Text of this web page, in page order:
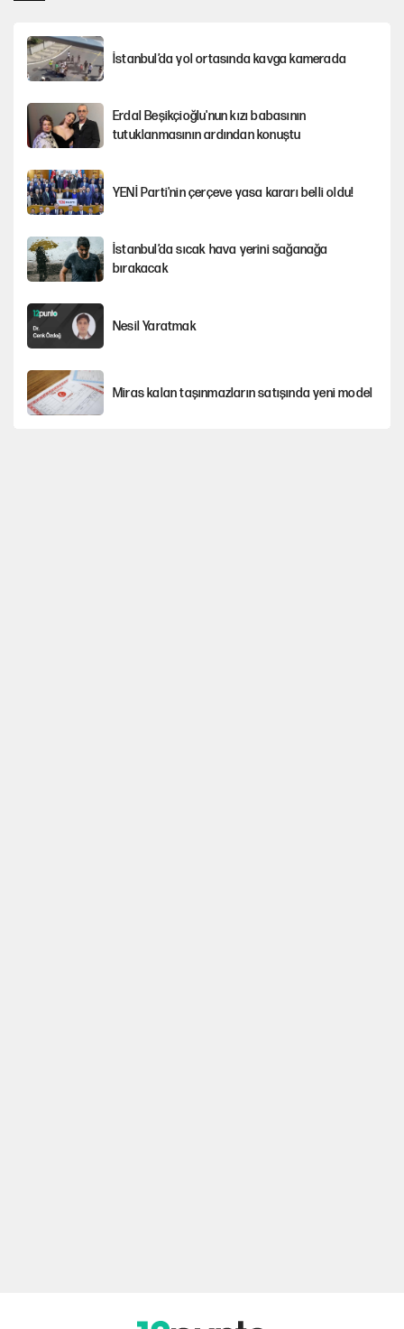
İstanbul’da yol ortasında kavga kamerada
Erdal Beşikçioğlu'nun kızı babasının
tutuklanmasının ardından konuştu
YENİ Parti'nin çerçeve yasa kararı belli oldu!
İstanbul’da sıcak hava yerini sağanağa
bırakacak
Nesil Yaratmak
Miras kalan taşınmazların satışında yeni model